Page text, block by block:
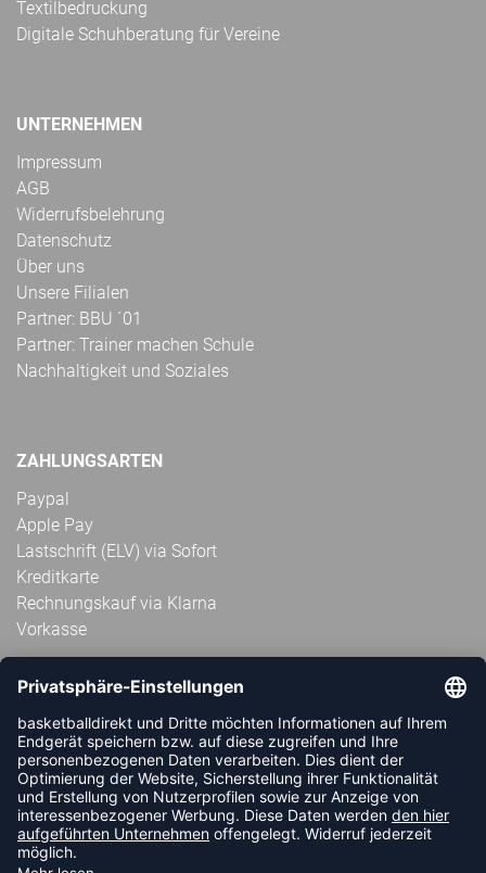
Textilbedruckung
Digitale Schuhberatung für Vereine
UNTERNEHMEN
Impressum
AGB
Widerrufsbelehrung
Datenschutz
Über uns
Unsere Filialen
Partner: BBU ´01
Partner: Trainer machen Schule
Nachhaltigkeit und Soziales
ZAHLUNGSARTEN
Paypal
Apple Pay
Lastschrift (ELV) via Sofort
Kreditkarte
Rechnungskauf via Klarna
Vorkasse
ABONNIERE JETZT DEN KOSTENLOSEN
HANDBALLDIREKT-NEWSLETTER UND VERPASSE KEINE
NEUIGKEIT ODER AKTION MEHR.
JETZT ANMELDEN